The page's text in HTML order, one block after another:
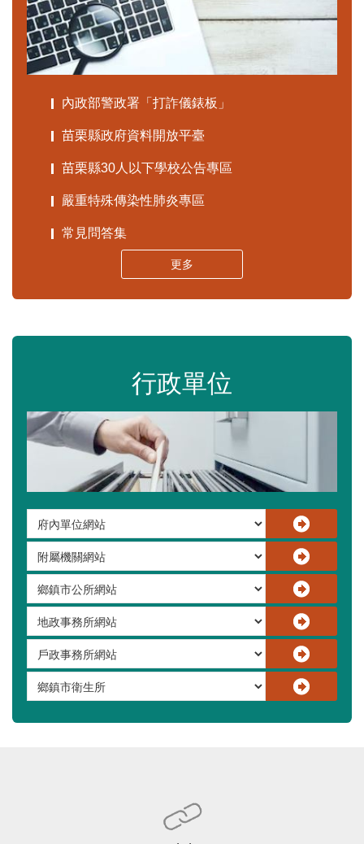
內政部警政署「打詐儀錶板」
苗栗縣政府資料開放平臺
苗栗縣30人以下學校公告專區
嚴重特殊傳染性肺炎專區
常見問答集
更多
行政單位